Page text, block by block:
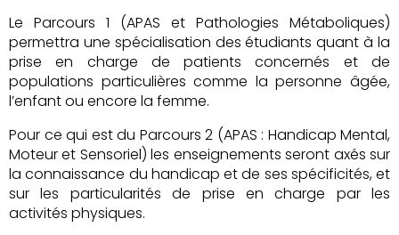
Le Parcours 1 (APAS et Pathologies Métaboliques)
permettra une spécialisation des étudiants quant à la
prise en charge de patients concernés et de
populations particulières comme la personne âgée,
l’enfant ou encore la femme.
Pour ce qui est du Parcours 2 (APAS : Handicap Mental,
Moteur et Sensoriel) les enseignements seront axés sur
la connaissance du handicap et de ses spécificités, et
sur les particularités de prise en charge par les
activités physiques.